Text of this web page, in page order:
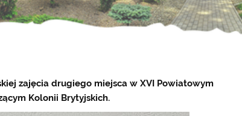
zajęcia drugiego miejsca w XVI Powiatowym
Kolonii Brytyjskich.